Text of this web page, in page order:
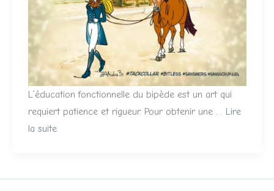
L’éducation fonctionnelle du bipède est un art qui
requiert patience et rigueur. Pour obtenir une … Lire
la suite